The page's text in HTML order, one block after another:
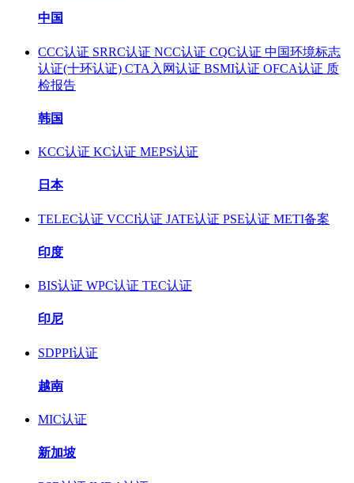
中国
CCC认证 SRRC认证 NCC认证 CQC认证 中国环境标志
认证(十环认证) CTA入网认证 BSMI认证 OFCA认证 质
检报告
韩国
KCC认证 KC认证 MEPS认证
日本
TELEC认证 VCCI认证 JATE认证 PSE认证 METI备案
印度
BIS认证 WPC认证 TEC认证
印尼
SDPPI认证
越南
MIC认证
新加坡